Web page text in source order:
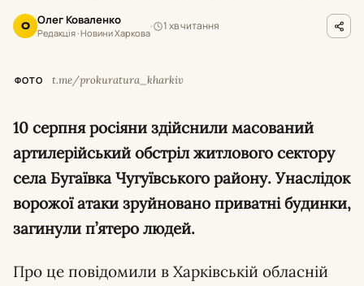
О Олег Коваленко
Редакція · Новини Харкова
1 хв читання
ФОТО t.me/prokuratura_kharkiv
10 серпня росіяни здійснили масований
артилерійський обстріл житлового сектору
села Бугаївка Чугуївського району. Унаслідок
ворожої атаки зруйновано приватні будинки,
загинули п’ятеро людей.
Про це повідомили в Харківській обласній